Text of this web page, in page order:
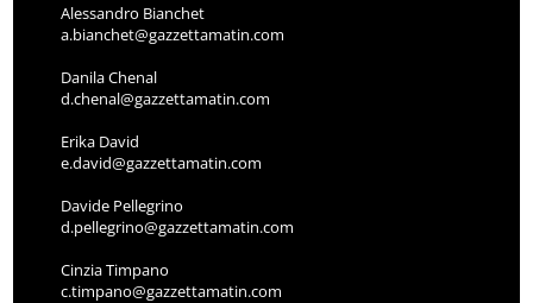
Alessandro Bianchet
a.bianchet@gazzettamatin.com
Danila Chenal
d.chenal@gazzettamatin.com
Erika David
e.david@gazzettamatin.com
Davide Pellegrino
d.pellegrino@gazzettamatin.com
Cinzia Timpano
c.timpano@gazzettamatin.com